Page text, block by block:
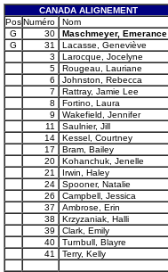
CANADA ALIGNEMENT
PosNuméro
Nom
G
30
Maschmeyer, Emerance
G
31
Lacasse, Geneviève
3
Larocque, Jocelyne
5
Rougeau, Lauriane
6
Johnston, Rebecca
7
Rattray, Jamie Lee
8
Fortino, Laura
9
Wakefield, Jennifer
11
Saulnier, Jill
14
Kessel, Courtney
17
Bram, Bailey
20
Kohanchuk, Jenelle
21
Irwin, Haley
24
Spooner, Natalie
26
Campbell, Jessica
37
Ambrose, Erin
38
Krzyzaniak, Halli
39
Clark, Emily
40
Turnbull, Blayre
41
Terry, Kelly